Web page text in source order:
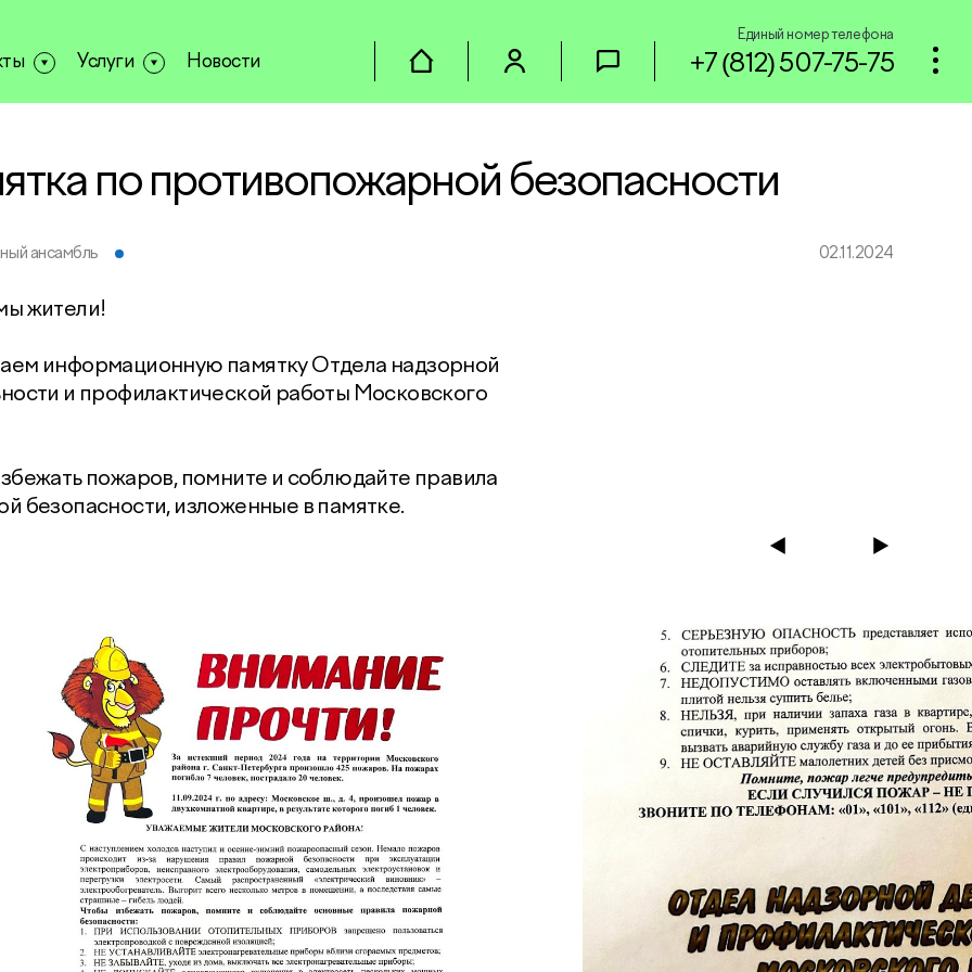
Услуги Новости
Единый номер телефона
+7 (812) 507-75-75
по противопожарной безопасности
ансамбль 02.11.2024
жители!
информационную памятку Отдела надзорной
и профилактической работы Московского
пожаров, помните и соблюдайте правила
безопасности, изложенные в памятке.